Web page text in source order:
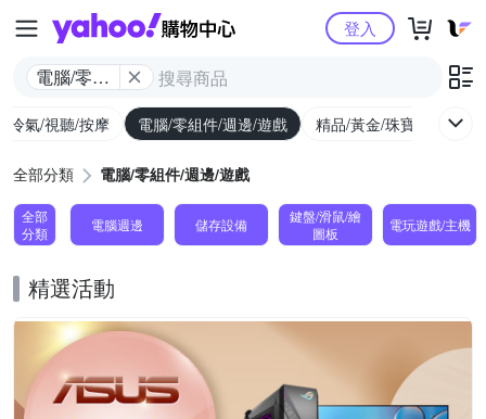
Yahoo購物中心
電腦/零組
戲
登入
/冷氣/視聽/按摩 電腦/零組件/週邊/遊戲 精品/黃金/珠寶/手錶
全部分類 電腦/零組件/週邊/遊戲
全部
分類
電腦週邊 儲存設備
鍵盤/滑鼠/繪
圖板
電玩遊戲/主機
精選活動